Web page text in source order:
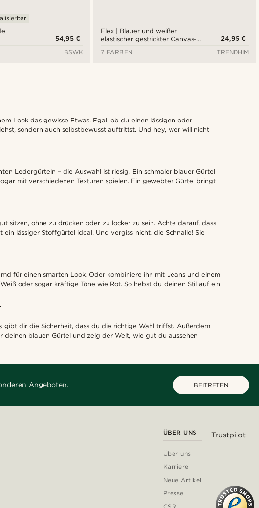
54,95 €
BSWK
Flex | Blauer und weißer
elastischer gestrickter Canvas-
24,95 €
7 FARBEN
TRENDHIM
Look das gewisse Etwas. Egal, ob du einen lässigen oder
sondern auch selbstbewusst auftrittst. Und hey, wer will nicht
Ledergürteln – die Auswahl ist riesig. Ein schmaler blauer Gürtel
mit verschiedenen Texturen spielen. Ein gewebter Gürtel bringt
sitzen, ohne zu drücken oder zu locker zu sein. Achte darauf, dass
lässiger Stoffgürtel ideal. Und vergiss nicht, die Schnalle! Sie
für einen smarten Look. Oder kombiniere ihn mit Jeans und einem
oder sogar kräftige Töne wie Rot. So hebst du deinen Stil auf ein
gibt dir die Sicherheit, dass du die richtige Wahl triffst. Außerdem
blauen Gürtel und zeig der Welt, wie gut du aussehen
Angeboten. BEITRETEN
ÜBER UNS
Über uns
Karriere
Neue Artikel
Presse
CSR
Trustpilot